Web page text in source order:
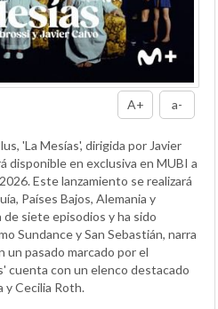
A+ a-
'La Mesías', dirigida por Javier
disponible en exclusiva en MUBI a
Este lanzamiento se realizará
Países Bajos, Alemania y
siete episodios y ha sido
Sundance y San Sebastián, narra
un pasado marcado por el
cuenta con un elenco destacado
y Cecilia Roth.